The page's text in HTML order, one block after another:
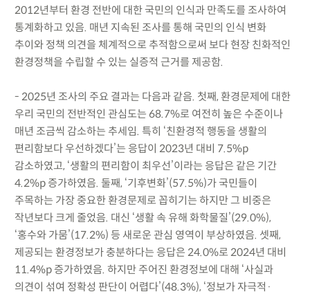
2012년부터 환경 전반에 대한 국민의 인식과 만족도를 조사하여
통계화하고 있음. 매년 지속된 조사를 통해 국민의 인식 변화
추이와 정책 의견을 체계적으로 추적함으로써 보다 현장 친화적인
환경정책을 수립할 수 있는 실증적 근거를 제공함.
- 2025년 조사의 주요 결과는 다음과 같음. 첫째, 환경문제에 대한
우리 국민의 전반적인 관심도는 68.7%로 여전히 높은 수준이나
매년 조금씩 감소하는 추세임. 특히 ‘친환경적 행동을 생활의
편리함보다 우선하겠다’는 응답이 2023년 대비 7.5%p
감소하였고, ‘생활의 편리함이 최우선’이라는 응답은 같은 기간
4.2%p 증가하였음. 둘째, ‘기후변화’(57.5%)가 국민들이
주목하는 가장 중요한 환경문제로 꼽히기는 하지만 그 비중은
작년보다 크게 줄었음. 대신 ‘생활 속 유해 화학물질’(29.0%),
‘홍수와 가뭄’(17.2%) 등 새로운 관심 영역이 부상하였음. 셋째,
제공되는 환경정보가 충분하다는 응답은 24.0%로 2024년 대비
11.4%p 증가하였음. 하지만 주어진 환경정보에 대해 ‘사실과
의견이 섞여 정확성 판단이 어렵다’(48.3%), ‘정보가 자극적·